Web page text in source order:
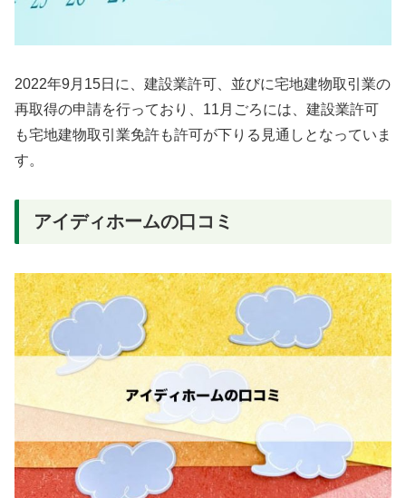
2022年9月15日に、建設業許可、並びに宅地建物取引業の
再取得の申請を行っており、11月ごろには、建設業許可
も宅地建物取引業免許も許可が下りる見通しとなっていま
す。
アイディホームの口コミ